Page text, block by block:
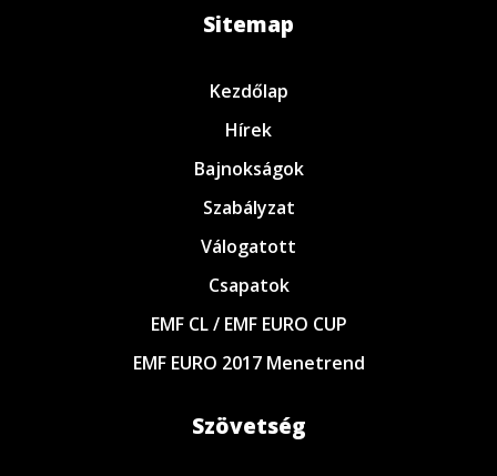
Sitemap
Kezdőlap
Hírek
Bajnokságok
Szabályzat
Válogatott
Csapatok
EMF CL / EMF EURO CUP
EMF EURO 2017 Menetrend
Szövetség